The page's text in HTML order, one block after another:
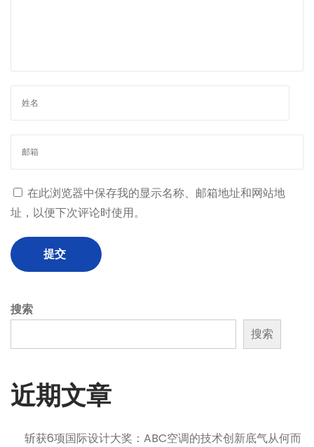
在此浏览器中保存我的显示名称、邮箱地址和网站地
址，以便下次评论时使用。
搜索
搜索
近期文章
斩获6项国际设计大奖：ABC空调的技术创新底气从何而